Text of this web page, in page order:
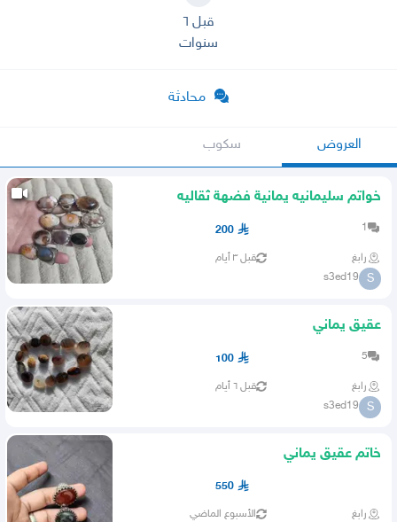
قبل ٦
سنوات
محادثة
العروض سكوب
خواتم سليمانيه يمانية فضهة ثقاليه
1
200
رابغ قبل ٣ أيام
S
s3ed19
عقيق يماني
5
100
رابغ قبل ٦ أيام
S
s3ed19
خاتم عقيق يماني
550
رابغ الأسبوع الماضي